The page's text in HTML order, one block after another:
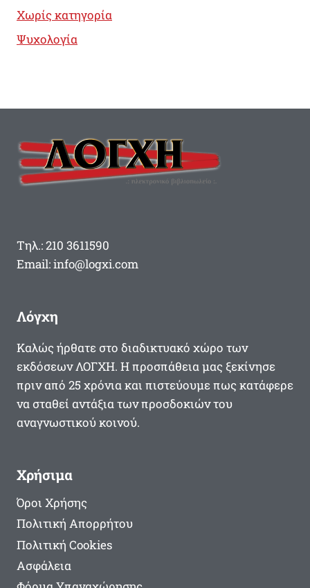
Χωρίς κατηγορία
Ψυχολογία
Τηλ.: 210 3611590
Email: info@logxi.com
Λόγχη
Καλώς ήρθατε στο διαδικτυακό χώρο των
εκδόσεων ΛΟΓΧΗ. Η προσπάθεια μας ξεκίνησε
πριν από 25 χρόνια και πιστεύουμε πως κατάφερε
να σταθεί αντάξια των προσδοκιών του
αναγνωστικού κοινού.
Χρήσιμα
Όροι Χρήσης
Πολιτική Απορρήτου
Πολιτική Cookies
Ασφάλεια